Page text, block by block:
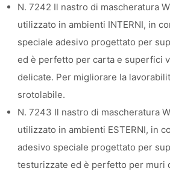
N. 7242 Il nastro di mascheratura
utilizzato in ambienti INTERNI, in
speciale adesivo progettato per
ed è perfetto per carta e superfici
delicate. Per migliorare la
srotolabile.
N. 7243 Il nastro di mascheratura
utilizzato in ambienti ESTERNI, in
adesivo speciale progettato per
testurizzate ed è perfetto per muri